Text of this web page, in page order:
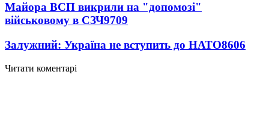
Майора ВСП викрили на "допомозі"
військовому в СЗЧ9709
Залужний: Україна не вступить до НАТО8606
Читати коментарі